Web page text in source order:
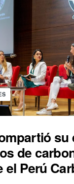
su
de
el Perú